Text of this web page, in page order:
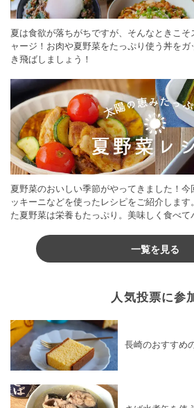
夏は食欲が落ちがちですが、そんなときこ
ャージ！お肉や夏野菜をたっぷり使う丼を
き飛ばしましょう！
夏野菜のおいしい季節がやってきました！
ッキーニなどを使ったレシピをご紹介しま
た夏野菜は栄養もたっぷり。美味しく食べ
一覧を見る
人気投票に参
長崎のおすすめ